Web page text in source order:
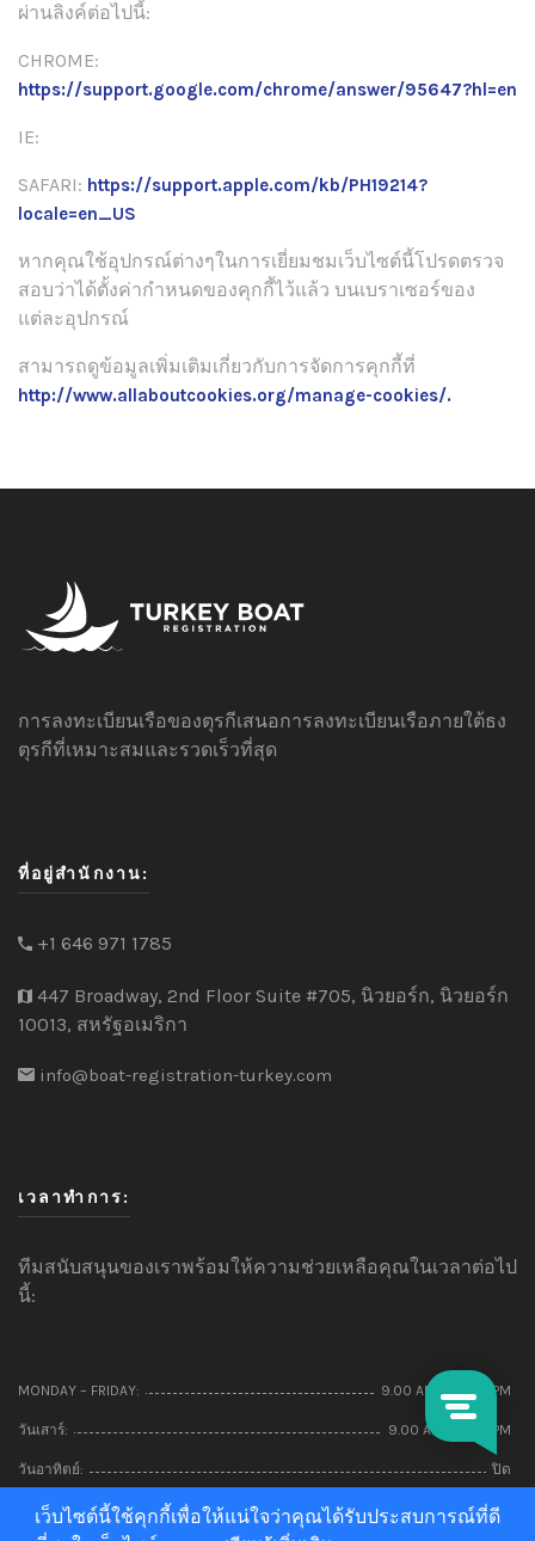
ผ่านลิงค์ต่อไปนี้:
CHROME:
https://support.google.com/chrome/answer/95647?hl=en
IE:
SAFARI: https://support.apple.com/kb/PH19214?
locale=en_US
หากคุณใช้อุปกรณ์ต่างๆในการเยี่ยมชมเว็บไซต์นี้โปรดตรวจ
สอบว่าได้ตั้งค่ากำหนดของคุกกี้ไว้แล้ว บนเบราเซอร์ของ
แต่ละอุปกรณ์
สามารถดูข้อมูลเพิ่มเติมเกี่ยวกับการจัดการคุกกี้ที่
http://www.allaboutcookies.org/manage-cookies/.
การลงทะเบียนเรือของตุรกีเสนอการลงทะเบียนเรือภายใต้ธง
ตุรกีที่เหมาะสมและรวดเร็วที่สุด
ที่อยู่สำนักงาน:
+1 646 971 1785
447 Broadway, 2nd Floor Suite #705, นิวยอร์ก, นิวยอร์ก
10013, สหรัฐอเมริกา
info@boat-registration-turkey.com
เวลาทำการ:
ทีมสนับสนุนของเราพร้อมให้ความช่วยเหลือคุณในเวลาต่อไป
นี้:
MONDAY – FRIDAY: 9.00 AM – 22.00 PM
วันเสาร์: 9.00 AM – 5:00 PM
วันอาทิตย์: ปิด
เว็บไซต์นี้ใช้คุกกี้เพื่อให้แน่ใจว่าคุณได้รับประสบการณ์ที่ดี